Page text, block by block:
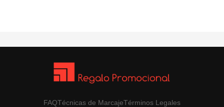
FAQTécnicas de MarcajeTérminos Legales